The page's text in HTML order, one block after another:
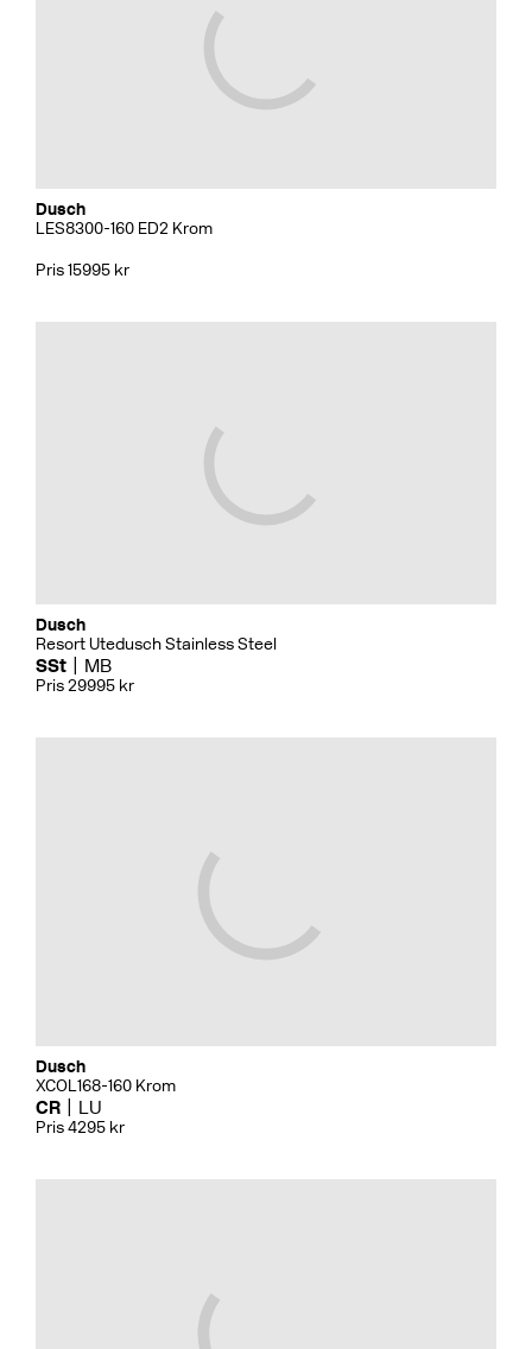
Dusch
LES8300-160 ED2 Krom
Pris 15995 kr
Dusch
Resort Utedusch Stainless Steel
SSt MB
Pris 29995 kr
Dusch
XCOL168-160 Krom
CR LU
Pris 4295 kr